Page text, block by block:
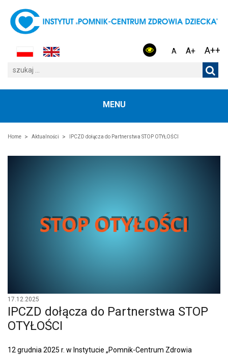
A A+ A++
MENU
Home Aktualności IPCZD dołącza do Partnerstwa STOP OTYŁOŚCI
17.12.2025
IPCZD dołącza do Partnerstwa STOP
OTYŁOŚCI
12 grudnia 2025 r. w Instytucie „Pomnik-Centrum Zdrowia